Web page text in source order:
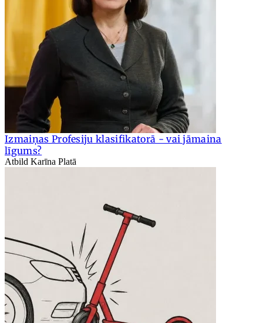
Izmaiņas Profesiju klasifikatorā - vai jāmaina
līgums?
Atbild Karīna Platā